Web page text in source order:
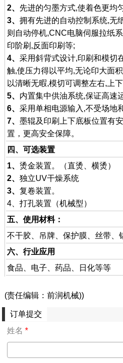
2、 先进的匀墨方式,使着色更均
3、拥有先进的自动控制系统,无
则自动停机,CNC电脑伺服拉纸
印阶刷,反面印刷等;
4、采用斜背式设计,印刷和模切
触,使压力得以平均,无论印大面
以清晰无暇,模切可调整左右,上
5、 内置集中供油系统,保证高速
6、采用单相电源输入,不受场地
7、墨辊及印刷上下底板位置有
置，更高安全保障。
四、可选装置
1、烫金装置。（直烫、横烫）
2、独立UV干燥系统
3、复卷装置。
4、打孔装置（机械型）
五、使用材料：
不干胶、吊牌、保护膜、丝带、
六、行业应用
食品、电子、药品、日化等等
(责任编辑：前润机械))
订单提交
姓名 *